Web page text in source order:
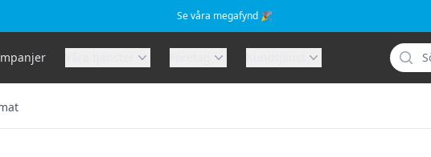
Se våra megafynd 🎉
Sök